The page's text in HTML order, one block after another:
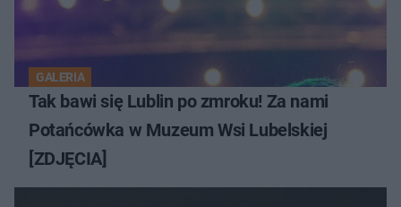
GALERIA
Tak bawi się Lublin po zmroku! Za nami
Potańcówka w Muzeum Wsi Lubelskiej
[ZDJĘCIA]